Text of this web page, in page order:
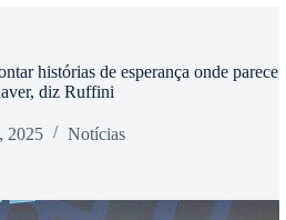
histórias de esperança onde parece
diz Ruffini
2025 Notícias